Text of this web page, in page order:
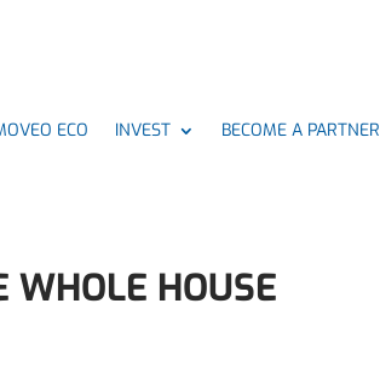
ECO INVEST BECOME A PARTNER
HOUSE